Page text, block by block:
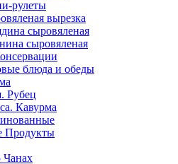
рулеты
вырезка
сыровяленая
сыровяленая
блюда и обеды
Рубец
Кавурма
Продукты